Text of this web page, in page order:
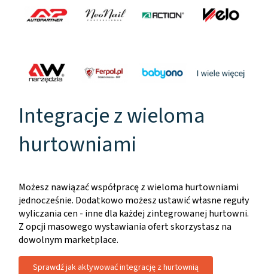
Integracje z wieloma
hurtowniami
Możesz nawiązać współpracę z wieloma hurtowniami
jednocześnie. Dodatkowo możesz ustawić własne reguły
wyliczania cen - inne dla każdej zintegrowanej hurtowni.
Z opcji masowego wystawiania ofert skorzystasz na
dowolnym marketplace.
Sprawdź jak aktywować integrację z hurtownią